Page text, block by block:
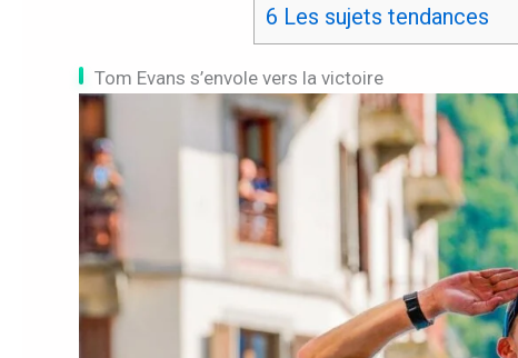
6 Les sujets tendances
Tom Evans s’envole vers la victoire